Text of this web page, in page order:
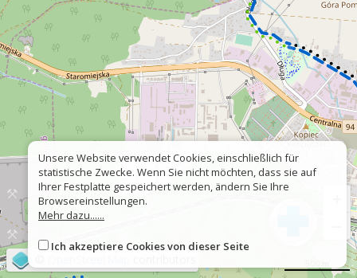
Unsere Website verwendet Cookies, einschließlich für
statistische Zwecke. Wenn Sie nicht möchten, dass sie auf
Ihrer Festplatte gespeichert werden, ändern Sie Ihre
Browsereinstellungen.
Mehr dazu......
Ich akzeptiere Cookies von dieser Seite